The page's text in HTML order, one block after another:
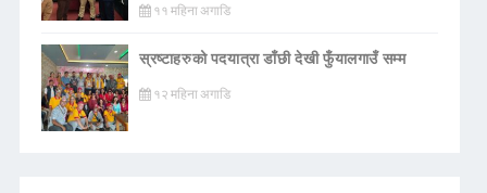
११ महिना अगाडि
स्रष्टाहरुको पदयात्रा डाँछी देखी फुँयालगाउँ सम्म
१२ महिना अगाडि